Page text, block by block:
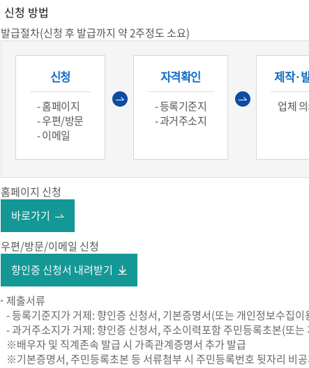
신청 방법
발급절차(신청 후 발급까지 약 2주정도 소요)
신청
- 홈페이지
- 우편/방문
- 이메일
자격확인
- 등록기준지
- 과거주소지
제작·
업체
홈페이지 신청
바로가기
우편/방문/이메일 신청
향인증 신청서 내려받기
제출서류
- 등록기준지가 거제: 향인증 신청서, 기본증명서(또는 개인정보수집이
- 과거주소지가 거제: 향인증 신청서, 주소이력포함 주민등록초본(또
※배우자 및 직계존속 발급 시 가족관계증명서 추가 발급
※기본증명서, 주민등록초본 등 서류첨부 시 주민등록번호 뒷자리 비